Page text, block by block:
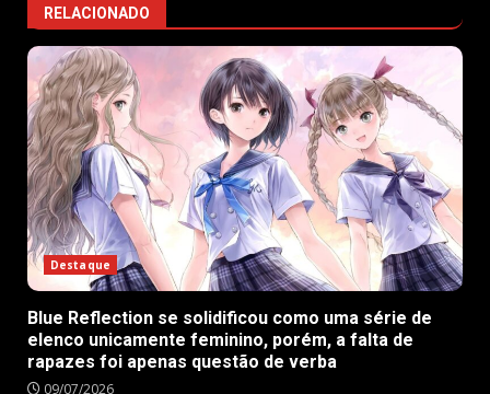
RELACIONADO
Destaque
Blue Reflection se solidificou como uma série de
elenco unicamente feminino, porém, a falta de
rapazes foi apenas questão de verba
09/07/2026